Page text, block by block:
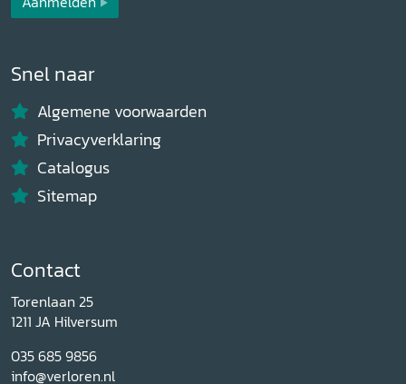
Snel naar
Algemene voorwaarden
Privacyverklaring
Catalogus
Sitemap
Contact
Torenlaan 25
1211 JA Hilversum
035 685 9856
info@verloren.nl